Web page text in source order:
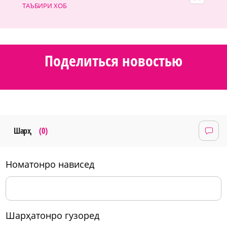
ТАЪБИРИ ХОБ
Поделиться новостью
Шарҳ (0)
номатонро нависед
шарҳатонро гузоред